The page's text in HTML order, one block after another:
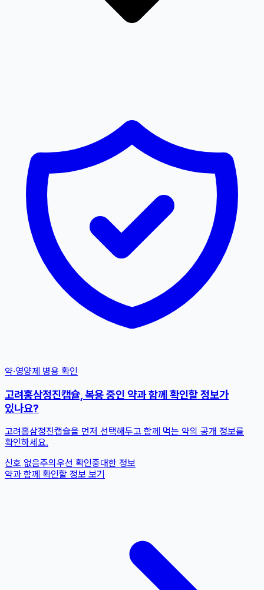
약·영양제 병용 확인
고려홍삼정진캡슐, 복용 중인 약과 함께 확인할 정보가
있나요?
고려홍삼정진캡슐을 먼저 선택해두고 함께 먹는 약의 공개 정보를
확인하세요.
신호 없음주의 우선 확인중대한 정보
약과 함께 확인할 정보 보기